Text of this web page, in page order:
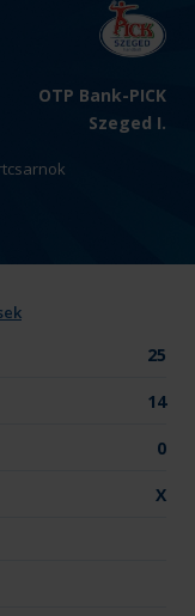
OTP Bank-PICK
Szeged I.
25
14
0
X